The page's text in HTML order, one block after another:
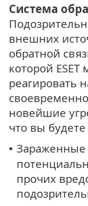
Система
внешних
обратной
которой
реагировать
новейшие
что вы
• Зараженные
прочих